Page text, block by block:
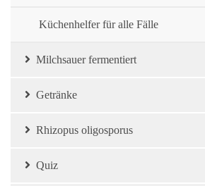
Küchenhelfer für alle Fälle
Milchsauer fermentiert
Getränke
Rhizopus oligosporus
Quiz